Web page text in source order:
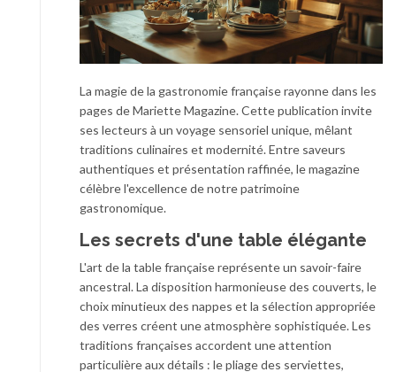
La magie de la gastronomie française rayonne dans les
pages de Mariette Magazine. Cette publication invite
ses lecteurs à un voyage sensoriel unique, mêlant
traditions culinaires et modernité. Entre saveurs
authentiques et présentation raffinée, le magazine
célèbre l'excellence de notre patrimoine
gastronomique.
Les secrets d'une table élégante
L'art de la table française représente un savoir-faire
ancestral. La disposition harmonieuse des couverts, le
choix minutieux des nappes et la sélection appropriée
des verres créent une atmosphère sophistiquée. Les
traditions françaises accordent une attention
particulière aux détails : le pliage des serviettes,